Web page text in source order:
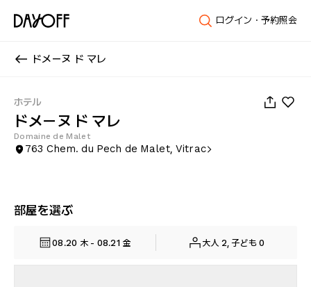
ログイン・予約照会
ドメーヌ ド マレ
ホテル
ドメーヌ ド マレ
Domaine de Malet
763 Chem. du Pech de Malet, Vitrac
部屋を選ぶ
08.20 木 - 08.21 金 大人 2, 子ども 0